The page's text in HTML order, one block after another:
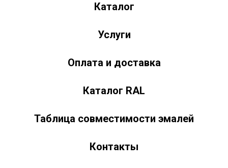
Каталог
Услуги
Оплата и доставка
Каталог RAL
Таблица совместимости эмалей
Контакты